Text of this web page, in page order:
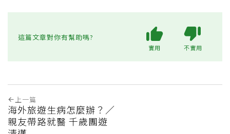
這篇文章對你有幫助嗎?
實用 不實用
上一篇
海外旅遊生病怎麼辦？／
親友帶路就醫 千歲團遊